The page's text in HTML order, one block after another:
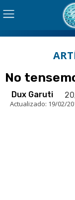
No
Dux Garuti
Actualizado: 19/02/